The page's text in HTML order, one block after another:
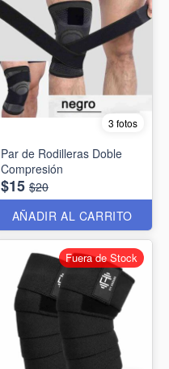
3 fotos
Par de Rodilleras Doble
Compresión
$15 $20
AÑADIR AL CARRITO
Fuera de Stock